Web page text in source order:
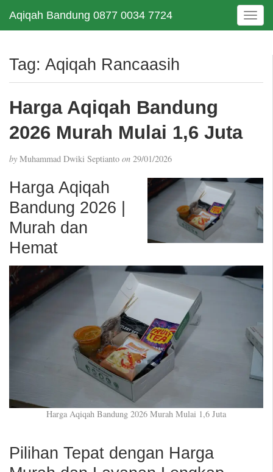
Aqiqah Bandung 0877 0034 7724
T
o
e
t
Tag: Aqiqah Rancaasih
Harga Aqiqah Bandung
2026 Murah Mulai 1,6 Juta
by Muhammad Dwiki Septianto on 29/01/2026
Harga Aqiqah
Bandung 2026 |
Murah dan
Hemat
Harga Aqiqah Bandung 2026 Murah Mulai 1,6 Juta
Pilihan Tepat dengan Harga